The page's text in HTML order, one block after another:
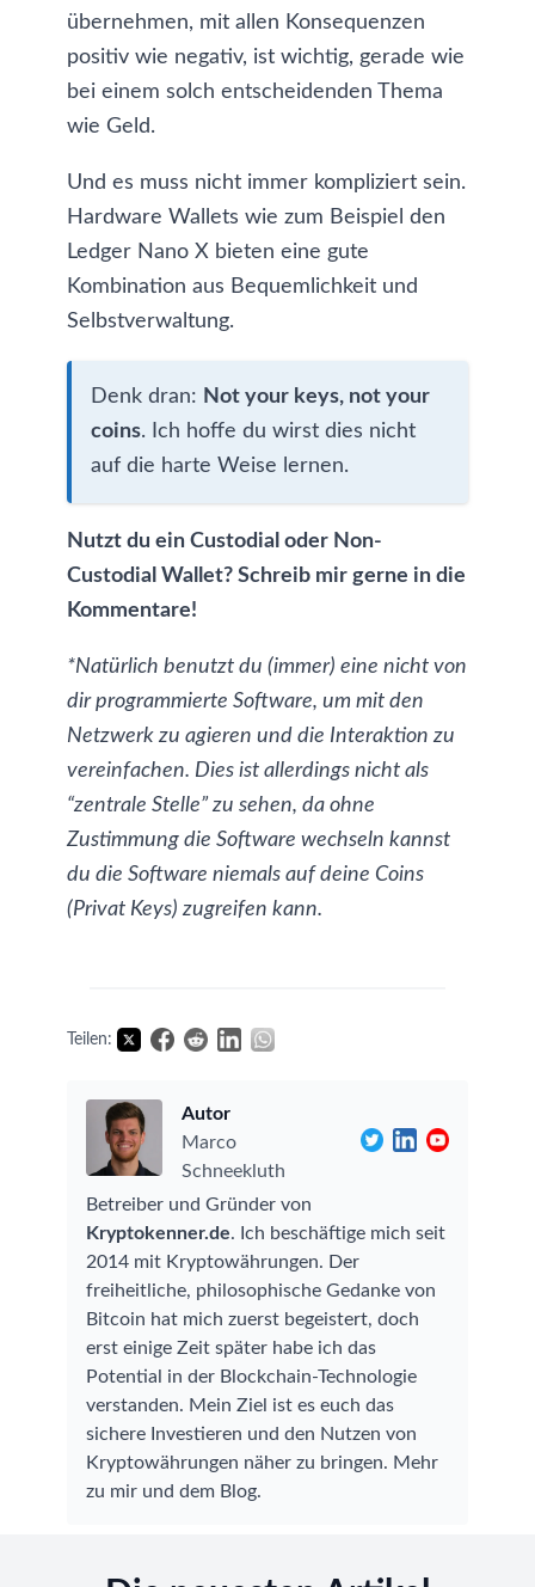
übernehmen, mit allen Konsequenzen
positiv wie negativ, ist wichtig, gerade wie
bei einem solch entscheidenden Thema
wie Geld.
Und es muss nicht immer kompliziert sein.
Hardware Wallets wie zum Beispiel den
Ledger Nano X bieten eine gute
Kombination aus Bequemlichkeit und
Selbstverwaltung.
Denk dran: Not your keys, not your
coins. Ich hoffe du wirst dies nicht
auf die harte Weise lernen.
Nutzt du ein Custodial oder Non-
Custodial Wallet? Schreib mir gerne in die
Kommentare!
*Natürlich benutzt du (immer) eine nicht von
dir programmierte Software, um mit den
Netzwerk zu agieren und die Interaktion zu
vereinfachen. Dies ist allerdings nicht als
“zentrale Stelle” zu sehen, da ohne
Zustimmung die Software wechseln kannst
du die Software niemals auf deine Coins
(Privat Keys) zugreifen kann.
Teilen:
Autor
Marco
Schneekluth
Betreiber und Gründer von
Kryptokenner.de. Ich beschäftige mich seit
2014 mit Kryptowährungen. Der
freiheitliche, philosophische Gedanke von
Bitcoin hat mich zuerst begeistert, doch
erst einige Zeit später habe ich das
Potential in der Blockchain-Technologie
verstanden. Mein Ziel ist es euch das
sichere Investieren und den Nutzen von
Kryptowährungen näher zu bringen. Mehr
zu mir und dem Blog.